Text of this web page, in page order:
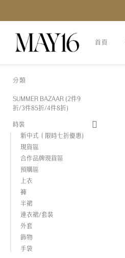
首頁
分類
SUMMER BAZAAR (2件9
折/3件85折/4件8折)
時裝
新中式（限時七折優惠)
現貨區
合作品牌現貨區
預購區
上衣
褲
半裙
連衣裙/套裝
外套
飾物
手袋